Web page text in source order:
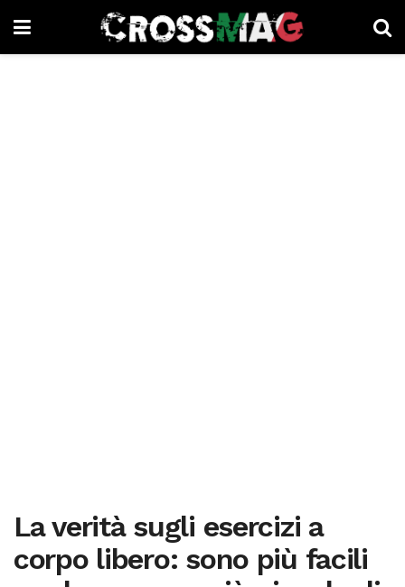
La verità sugli esercizi a
corpo libero: sono più facili